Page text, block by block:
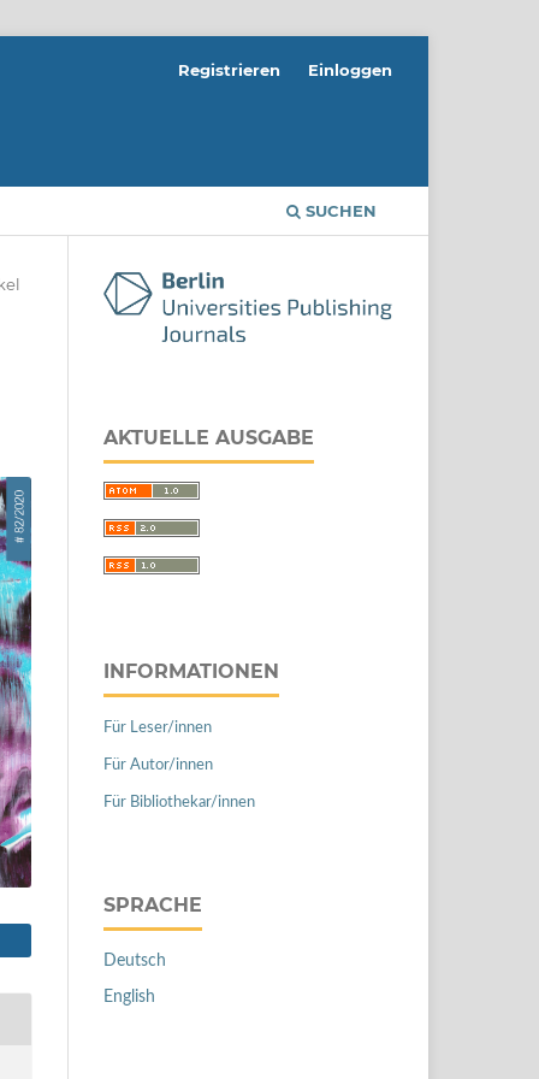
SUCHEN
Registrieren Einloggen
AKTUELLE AUSGABE
INFORMATIONEN
Für Leser/innen
Für Autor/innen
Für Bibliothekar/innen
SPRACHE
Deutsch
English